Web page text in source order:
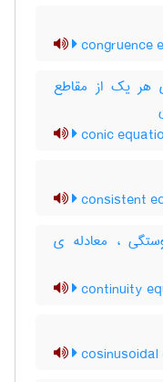
congruence
هر یک از مقاطع
conic
consistent
، معادله ی
continuity